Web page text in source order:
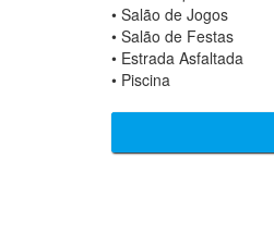
• Salão de Jogos
• Salão de Festas
• Estrada Asfaltada
• Piscina